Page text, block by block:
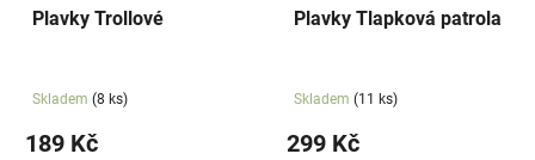
Plavky Trollové
Skladem (8 ks)
189 Kč
Plavky Tlapková patrola
Skladem (11 ks)
299 Kč